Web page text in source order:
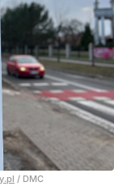
/ DMC